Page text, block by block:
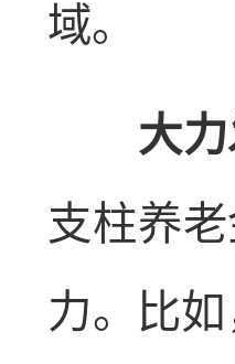
域。
大力
支柱养
力。比